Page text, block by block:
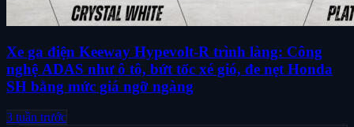
Xe ga điện Keeway Hypevolt-R trình làng: Công
nghệ ADAS như ô tô, bứt tốc xé gió, đe nẹt Honda
SH bằng mức giá ngỡ ngàng
3 tuần trước